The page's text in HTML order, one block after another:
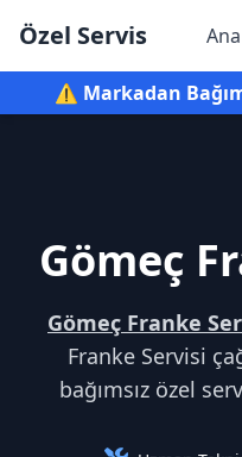
Özel Servis
⚠️ Markadan
Gömeç
Gömeç Franke
Franke Servisi
bağımsız özel